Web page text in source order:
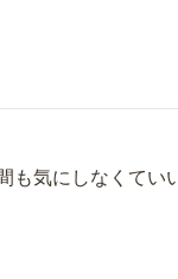
も気にしなくてい